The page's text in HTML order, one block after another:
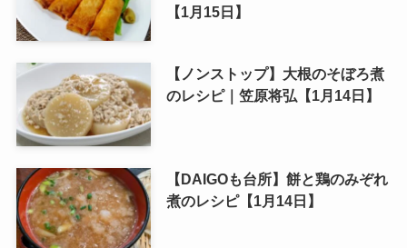
【1月15日】
【ノンストップ】大根のそぼろ煮
のレシピ｜笠原将弘【1月14日】
【DAIGOも台所】餅と鶏のみぞれ
煮のレシピ【1月14日】